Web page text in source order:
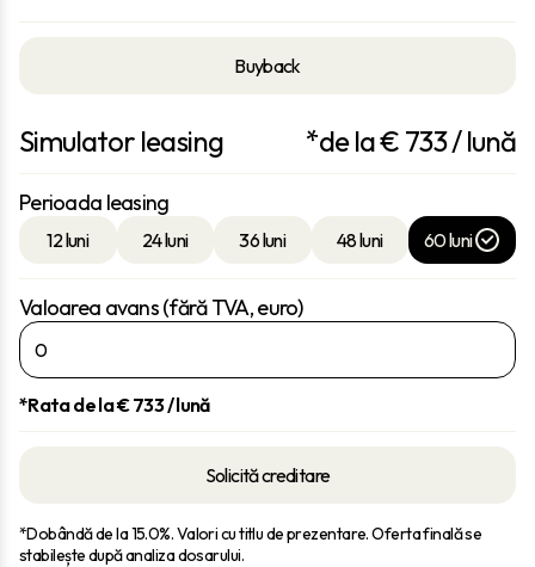
Buyback
Simulator leasing *de la € 733/ lună
Perioada leasing
12 luni 24 luni 36 luni 48 luni 60 luni
Valoarea avans (fără TVA, euro)
*Rata de la €733/ lună
Solicită creditare
*Dobândă de la 15.0%. Valori cu titlu de prezentare. Oferta finală se
stabilește după analiza dosarului.